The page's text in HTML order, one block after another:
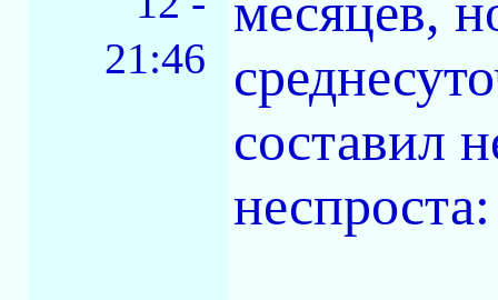
21:46
месяцев,
составил
неспроста: